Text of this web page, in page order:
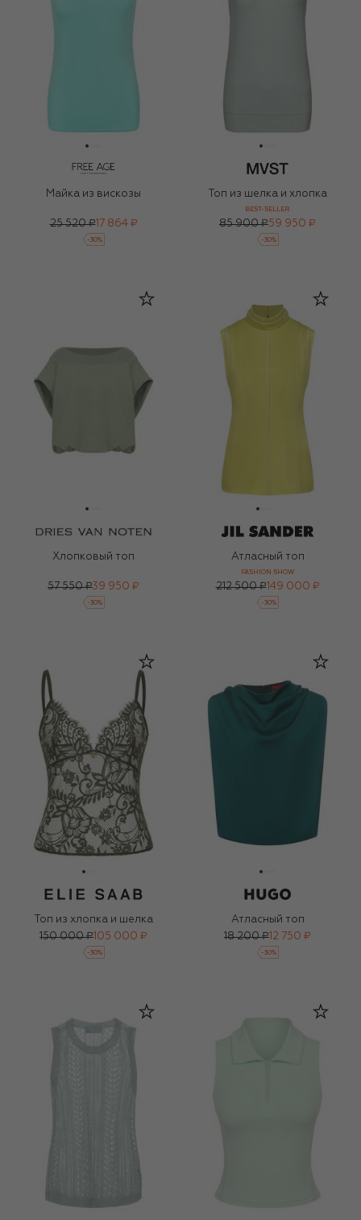
Майка из вискозы
25 520 ₽17 864 ₽
-30%
Топ из шелка и хлопка
BEST-SELLER
85 900 ₽59 950 ₽
-30%
Хлопковый топ
57 550 ₽39 950 ₽
-30%
Атласный топ
FASHION SHOW
212 500 ₽149 000 ₽
-30%
Топ из хлопка и шелка
150 000 ₽ 105 000 ₽
-30%
Атласный топ
18 200 ₽ 12 750 ₽
-30%